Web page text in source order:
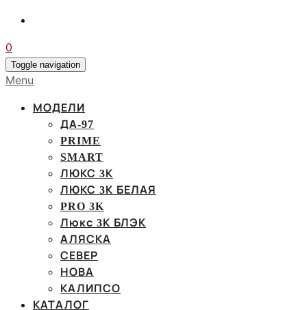
0
Toggle navigation
Menu
МОДЕЛИ
ДА-97
PRIME
SMART
ЛЮКС 3К
ЛЮКС 3К БЕЛАЯ
PRO 3K
Люкс 3К БЛЭК
АЛЯСКА
СЕВЕР
НОВА
КАЛИПСО
КАТАЛОГ